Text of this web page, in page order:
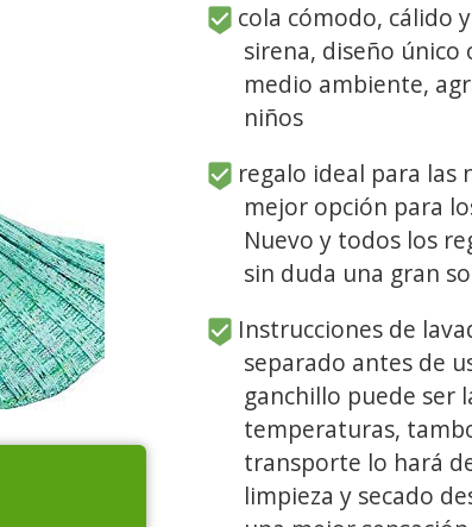
cola cómodo, cálido
sirena, diseño
medio ambiente,
niños
regalo ideal para las
mejor opción para
Nuevo y todos los
sin duda una gran
Instrucciones de
separado antes de
ganchillo puede ser
temperaturas,
transporte lo hará
limpieza y secado